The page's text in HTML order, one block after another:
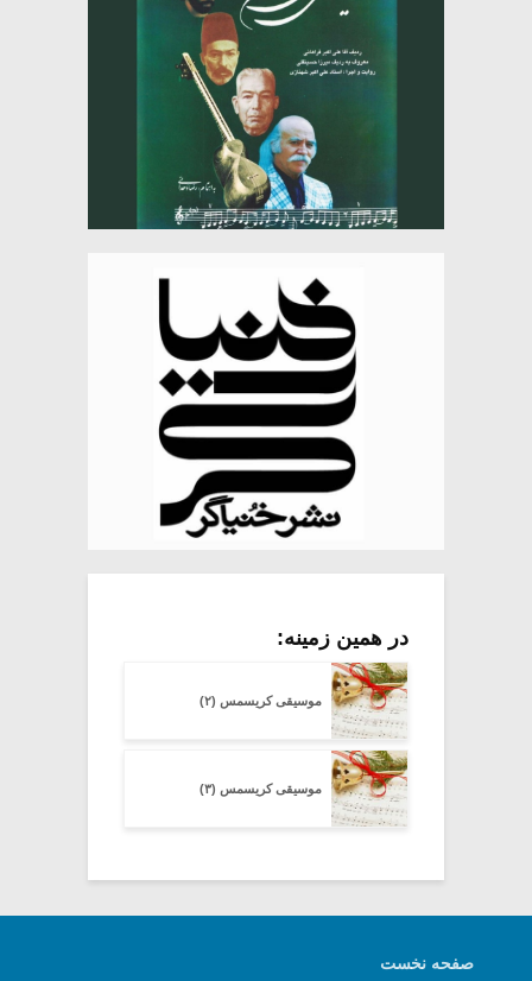
در همین زمینه:
موسیقی کریسمس (۲)
موسیقی کریسمس (۳)
صفحه نخست